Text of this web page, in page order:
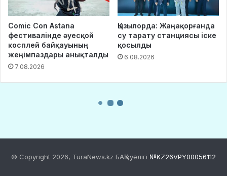
© Copyright 2026, TuraNews.kz БАҚ куәлігі №KZ26VPY00056112